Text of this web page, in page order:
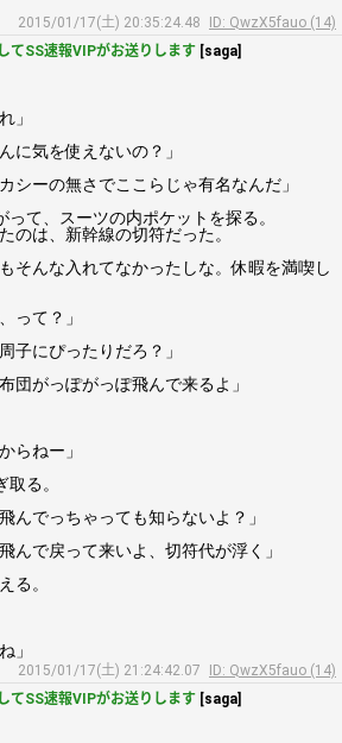
2015/01/17(土) 20:35:24.48
ID: QwzX5fauo (14)
てSS速報VIPがお送りします [saga]
」
に気を使えないの？」
シーの無さでここらじゃ有名なんだ」
て、スーツの内ポケットを探る。
のは、新幹線の切符だった。
そんな入れてなかったしな。休暇を満喫し
て？」
子にぴったりだろ？」
団がっぽがっぽ飛んで来るよ」
らねー」
る。
んでっちゃっても知らないよ？」
んで戻って来いよ、切符代が浮く」
る。
」
2015/01/17(土) 21:24:42.07
ID: QwzX5fauo (14)
てSS速報VIPがお送りします [saga]